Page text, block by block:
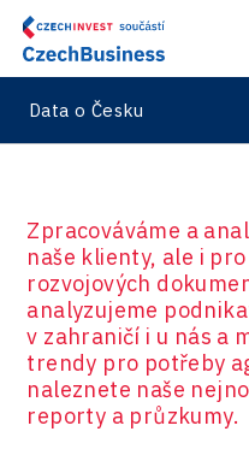
Data o Česku
Zpracováváme a
naše klienty, ale i
rozvojových
analyzujeme
v zahraničí i u nás a
trendy pro potřeby
naleznete naše
reporty a průzkumy.